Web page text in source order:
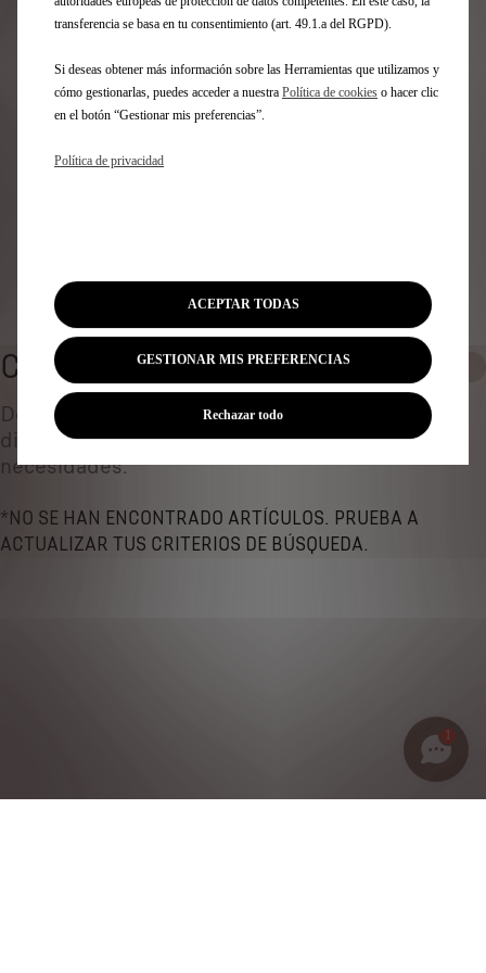
ver los accesorios compatibles
Número de matrícula
VIN
CAJA PORTAEQUIPAJES
Descubre todos los accesorios originales
diseñados ​​para tu coche y adaptados a tus
necesidades.
*NO SE HAN ENCONTRADO ARTÍCULOS. PRUEBA A
ACTUALIZAR TUS CRITERIOS DE BÚSQUEDA.
transferencia se basa en tu consentimiento (art. 49.1.a del RGPD).
Si deseas obtener más información sobre las Herramientas que utilizamos y
cómo gestionarlas, puedes acceder a nuestra Política de cookies o hacer clic
en el botón “Gestionar mis preferencias”.
Política de privacidad
GESTIONAR MIS PREFERENCIAS
ACEPTAR TODAS
Rechazar todo